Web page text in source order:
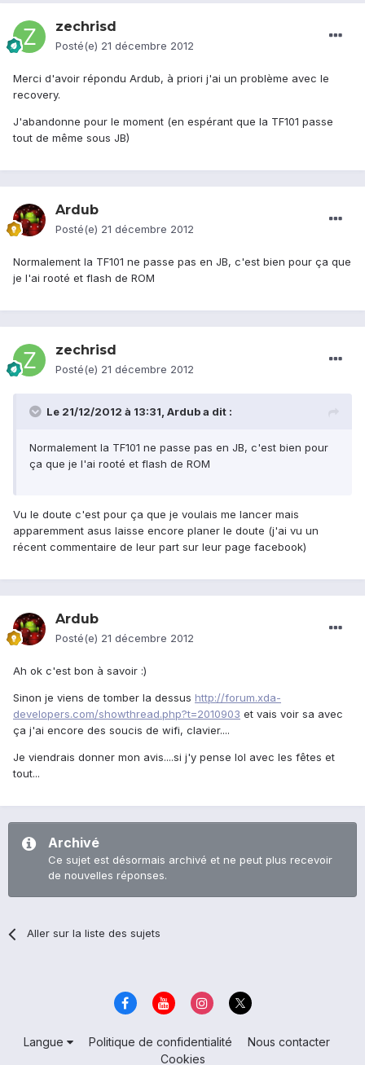
zechrisd
Posté(e) 21 décembre 2012
Merci d'avoir répondu Ardub, à priori j'ai un problème avec le
recovery.
J'abandonne pour le moment (en espérant que la TF101 passe
tout de même sous JB)
Ardub
Posté(e) 21 décembre 2012
Normalement la TF101 ne passe pas en JB, c'est bien pour ça que
je l'ai rooté et flash de ROM
zechrisd
Posté(e) 21 décembre 2012
Le 21/12/2012 à 13:31, Ardub a dit :
Normalement la TF101 ne passe pas en JB, c'est bien pour
ça que je l'ai rooté et flash de ROM
Vu le doute c'est pour ça que je voulais me lancer mais
apparemment asus laisse encore planer le doute (j'ai vu un
récent commentaire de leur part sur leur page facebook)
Ardub
Posté(e) 21 décembre 2012
Ah ok c'est bon à savoir :)
Sinon je viens de tomber la dessus http://forum.xda-
developers.com/showthread.php?t=2010903 et vais voir sa avec
ça j'ai encore des soucis de wifi, clavier....
Je viendrais donner mon avis....si j'y pense lol avec les fêtes et
tout...
Archivé
Ce sujet est désormais archivé et ne peut plus recevoir
de nouvelles réponses.
Aller sur la liste des sujets
Langue Politique de confidentialité
Nous contacter
Cookies